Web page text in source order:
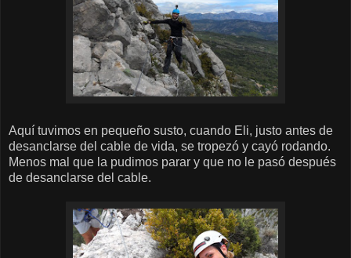
Aquí tuvimos en pequeño susto, cuando Eli, justo antes de
desanclarse del cable de vida, se tropezó y cayó rodando.
Menos mal que la pudimos parar y que no le pasó después
de desanclarse del cable.